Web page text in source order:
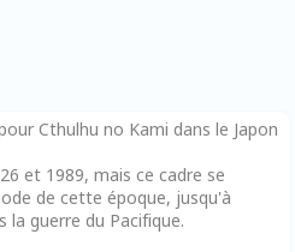
Cthulhu no Kami dans le Japon
et 1989, mais ce cadre se
de cette époque, jusqu'à
la guerre du Pacifique.